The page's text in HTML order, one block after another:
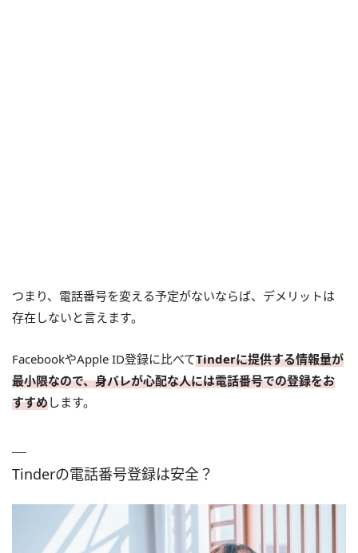
つまり、電話番号を変える予定がないならば、デメリットは
存在しないと言えます。
FacebookやApple ID登録に比べてTinderに提供する情報量が
最小限なので、身バレが心配な人には電話番号での登録をお
すすめします。
Tinderの電話番号登録は安全？